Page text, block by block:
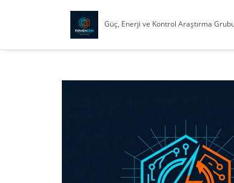
Güç, Enerji ve Kontrol Araştırma